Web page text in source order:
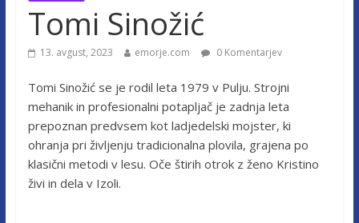
Tomi Sinožić
13. avgust, 2023 emorje.com 0 Komentarjev
Tomi Sinožić se je rodil leta 1979 v Pulju. Strojni
mehanik in profesionalni potapljač je zadnja leta
prepoznan predvsem kot ladjedelski mojster, ki
ohranja pri življenju tradicionalna plovila, grajena po
klasični metodi v lesu. Oče štirih otrok z ženo Kristino
živi in dela v Izoli.